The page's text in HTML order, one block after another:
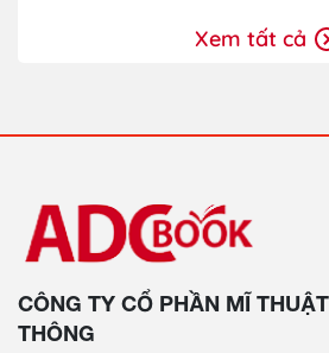
Xem tất cả
CÔNG TY CỔ PHẦN MĨ
THÔNG